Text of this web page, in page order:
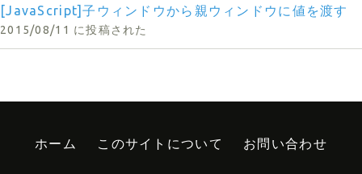
[JavaScript]子ウィンドウから親ウィンドウに値を渡す
2015/08/11 に投稿された
ホーム このサイトについて お問い合わせ